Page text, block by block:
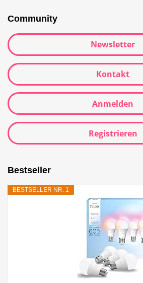
Community
Newsletter
Kontakt
Anmelden
Registrieren
Bestseller
BESTSELLER NR. 1